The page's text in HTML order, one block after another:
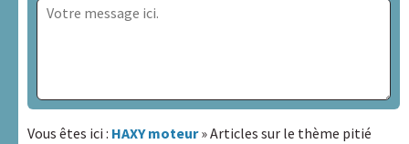
HAXY
mental
Sujet
Vous êtes ici : HAXY moteur» Articles sur le thème pitié